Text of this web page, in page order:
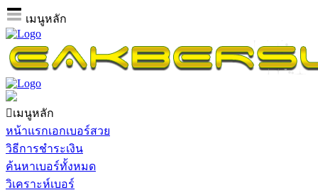
เมนูหลัก
เมนูหลัก
หน้าแรกเอกเบอร์สวย
วิธีการชำระเงิน
ค้นหาเบอร์ทั้งหมด
วิเคราะห์เบอร์